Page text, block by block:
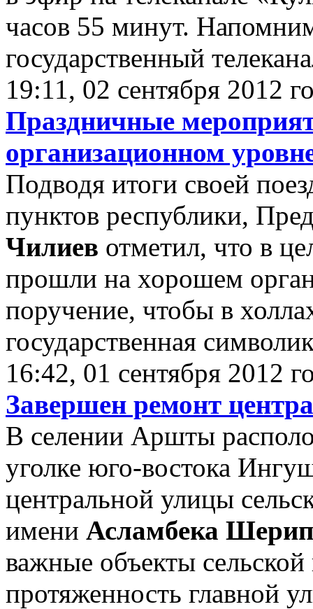
часов 55 минут.
государственный
19:11, 02 сентября 2012
Праздничные
организационном
Подводя итоги своей
пунктов республики,
Чилиев отметил, что в
прошли на хорошем
поручение, чтобы в
государственная
16:42, 01 сентября 2012
Завершен ремонт
В селении Аршты
уголке юго-востока
центральной улицы
имени Асламбека
важные объекты
протяженность главной